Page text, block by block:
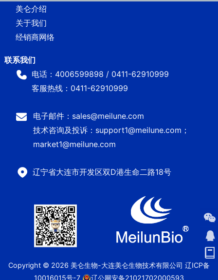
美仑介绍
关于我们
经销商网络
电话：4006599898 / 0411-62910999
客服热线：0411-62910999
电子邮件：sales@meilune.com
技术咨询及投诉：support1@meilune.com；
market1@meilune.com
辽宁省大连市开发区双D港生命二路18号
Copyright © 2026 美仑生物-大连美仑生物技术有限公司 辽ICP备
10016015号-7
辽公网安备21021702000593